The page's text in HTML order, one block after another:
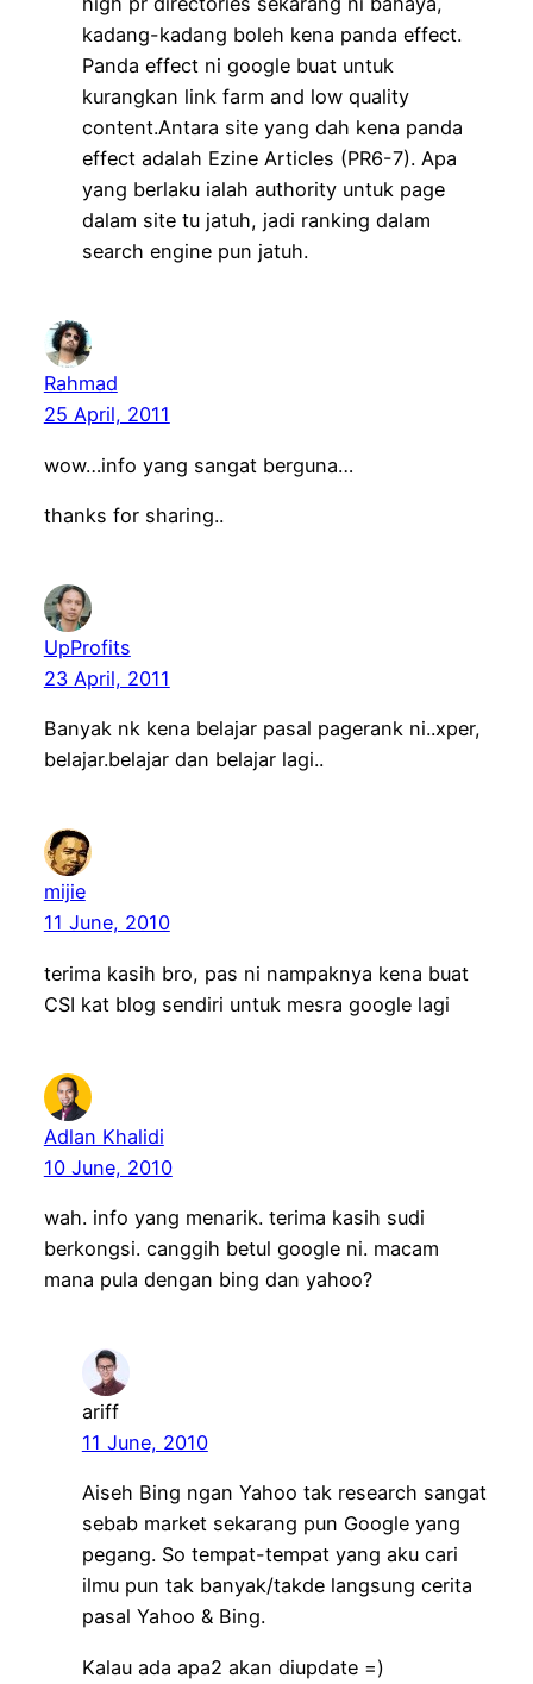
kadang-kadang boleh kena panda effect.
Panda effect ni google buat untuk
kurangkan link farm and low quality
content.Antara site yang dah kena panda
effect adalah Ezine Articles (PR6-7). Apa
yang berlaku ialah authority untuk page
dalam site tu jatuh, jadi ranking dalam
search engine pun jatuh.
Rahmad
25 April, 2011
wow…info yang sangat berguna…
thanks for sharing..
UpProfits
23 April, 2011
Banyak nk kena belajar pasal pagerank ni..xper,
belajar.belajar dan belajar lagi..
mijie
11 June, 2010
terima kasih bro, pas ni nampaknya kena buat
CSI kat blog sendiri untuk mesra google lagi
Adlan Khalidi
10 June, 2010
wah. info yang menarik. terima kasih sudi
berkongsi. canggih betul google ni. macam
mana pula dengan bing dan yahoo?
ariff
11 June, 2010
Aiseh Bing ngan Yahoo tak research sangat
sebab market sekarang pun Google yang
pegang. So tempat-tempat yang aku cari
ilmu pun tak banyak/takde langsung cerita
pasal Yahoo & Bing.
Kalau ada apa2 akan diupdate =)